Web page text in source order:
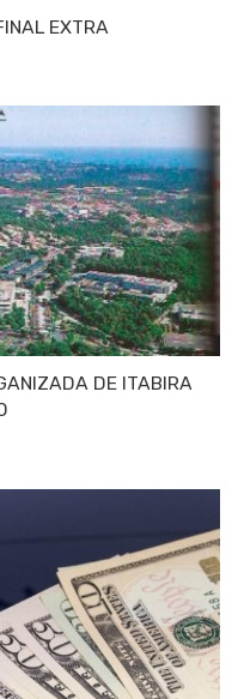
EXTRA
DE ITABIRA